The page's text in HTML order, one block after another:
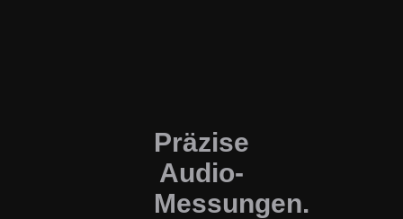
Präzise
Audio-
Messungen.